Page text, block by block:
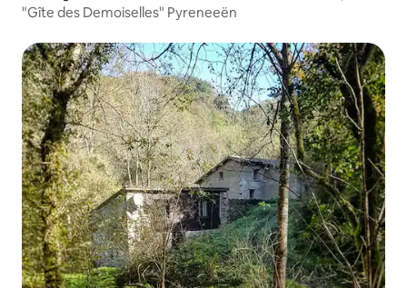
"Gîte des Demoiselles" Pyreneeën